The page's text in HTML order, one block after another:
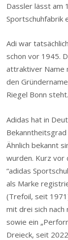
Dassler lässt am
Sportschuhfabrik
Adi war
schon vor 1945.
attraktiver Name
den
Riegel Bonn steht.
Adidas hat in
Ähnlich bekannt
wurden. Kurz vor
“adidas
als Marke
(Trefoil, seit
mit drei sich
sowie ein
Dreieck, seit